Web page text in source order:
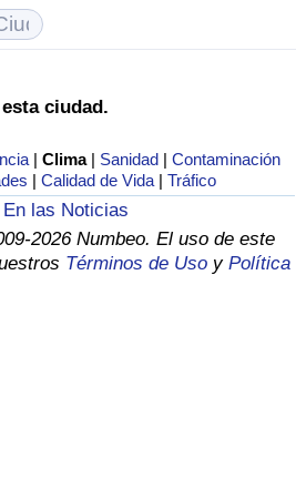
ciudad.
|Clima | Sanidad |Contaminación
|Calidad de Vida |Tráfico
En las Noticias
2026 Numbeo. El uso de este
Términos de Uso y Política
(Actual)
por país
(Actual)
por País
(Actual)
por país